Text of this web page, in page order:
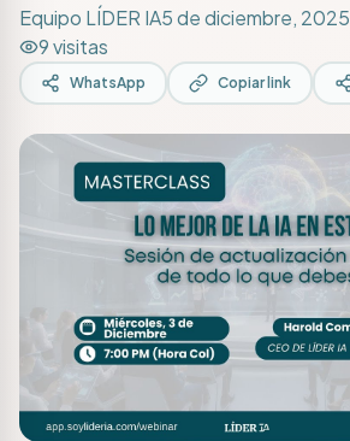
Equipo LÍDER IA5 de diciembre, 2025
9visitas
WhatsApp Copiar link